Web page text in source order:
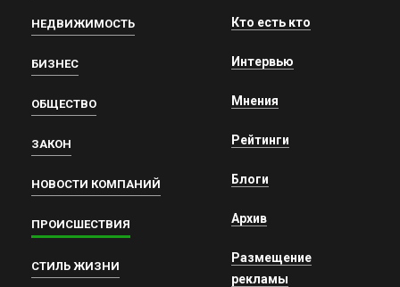
НЕДВИЖИМОСТЬ
БИЗНЕС
ОБЩЕСТВО
ЗАКОН
НОВОСТИ КОМПАНИЙ
ПРОИСШЕСТВИЯ
СТИЛЬ ЖИЗНИ
Кто есть кто
Интервью
Мнения
Рейтинги
Блоги
Архив
Размещение
рекламы